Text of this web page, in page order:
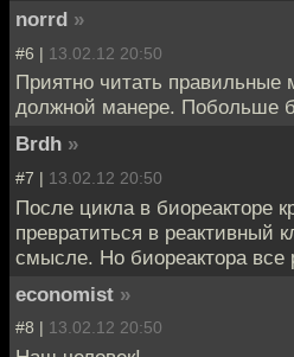
norrd »
#6 | 13.02.12 20:50
Приятно читать
должной манере. Побольше
Brdh »
#7 | 13.02.12 20:50
После цикла в биореакторе
превратиться в реактивный
смысле. Но биореактора все
economist »
#8 | 13.02.12 20:50